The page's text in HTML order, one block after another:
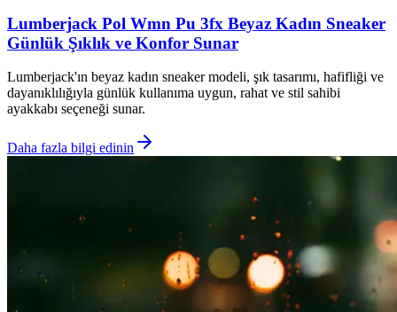
Lumberjack Pol Wmn Pu 3fx Beyaz Kadın Sneaker
Günlük Şıklık ve Konfor Sunar
Lumberjack'ın beyaz kadın sneaker modeli, şık tasarımı, hafifliği ve
dayanıklılığıyla günlük kullanıma uygun, rahat ve stil sahibi
ayakkabı seçeneği sunar.
Daha fazla bilgi edinin